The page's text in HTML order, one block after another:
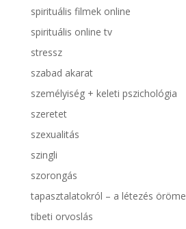
spirituális filmek online
spirituális online tv
stressz
szabad akarat
személyiség + keleti pszichológia
szeretet
szexualitás
szingli
szorongás
tapasztalatokról – a létezés öröme
tibeti orvoslás